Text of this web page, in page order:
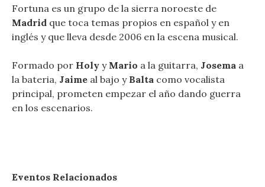
Fortuna es un grupo de la sierra noroeste de
Madrid que toca temas propios en español y en
inglés y que lleva desde 2006 en la escena musical.
Formado por Holy y Mario a la guitarra, Josema a
la bateria, Jaime al bajo y Balta como vocalista
principal, prometen empezar el año dando guerra
en los escenarios.
Eventos Relacionados